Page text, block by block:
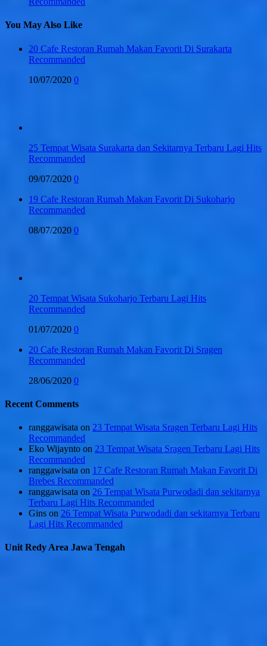
You May Also Like
20 Cafe Restoran Rumah Makan Favorit Di Surakarta
Recommanded
10/07/2020 0
25 Tempat Wisata Surakarta dan Sekitarnya Terbaru Lagi Hits
Recommanded
09/07/2020 0
19 Cafe Restoran Rumah Makan Favorit Di Sukoharjo
Recommanded
08/07/2020 0
20 Tempat Wisata Sukoharjo Terbaru Lagi Hits
Recommanded
01/07/2020 0
20 Cafe Restoran Rumah Makan Favorit Di Sragen
Recommanded
28/06/2020 0
Recent Comments
ranggawisata on 23 Tempat Wisata Sragen Terbaru Lagi Hits
Recommanded
Eko Wijaynto on 23 Tempat Wisata Sragen Terbaru Lagi Hits
Recommanded
ranggawisata on 17 Cafe Restoran Rumah Makan Favorit Di
Brebes Recommanded
ranggawisata on 26 Tempat Wisata Purwodadi dan sekitarnya
Terbaru Lagi Hits Recommanded
Gins on 26 Tempat Wisata Purwodadi dan sekitarnya Terbaru
Lagi Hits Recommanded
Unit Redy Area Jawa Tengah